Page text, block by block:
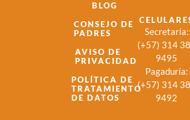
BLOG
CONSEJO DE
PADRES
AVISO DE
PRIVACIDAD
POLÍTICA DE
TRATAMIENTO
DE DATOS
Secretaría:
(+57) 314
9495
Pagaduría:
(+57) 314
9492